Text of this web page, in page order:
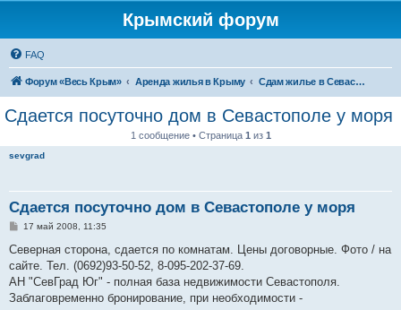
Крымский форум
FAQ
Форум «Весь Крым» Аренда жилья в Крыму Сдам жилье в Севастополе
Сдается посуточно дом в Севастополе у моря
1 сообщение • Страница 1 из 1
sevgrad
Сдается посуточно дом в Севастополе у моря
С
о
щ
е
и
17 май 2008, 11:35
Северная сторона, сдается по комнатам. Цены договорные. Фото / на
сайте. Тел. (0692)93-50-52, 8-095-202-37-69.
АН "СевГрад Юг" - полная база недвижимости Севастополя.
Заблаговременно бронирование, при необходимости -